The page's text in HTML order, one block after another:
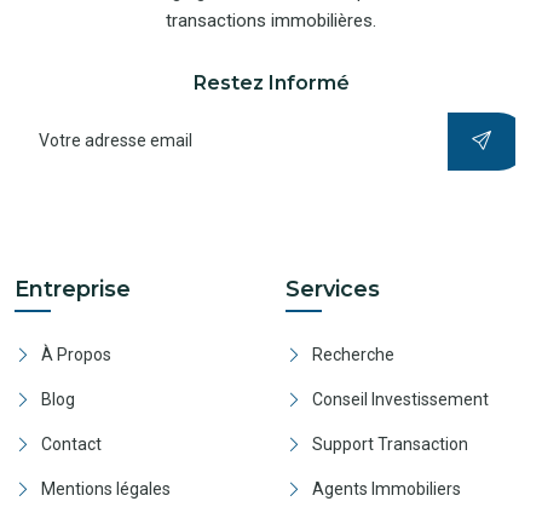
transactions immobilières.
Restez Informé
Entreprise
À Propos
Blog
Contact
Mentions légales
Services
Recherche
Conseil Investissement
Support Transaction
Agents Immobiliers